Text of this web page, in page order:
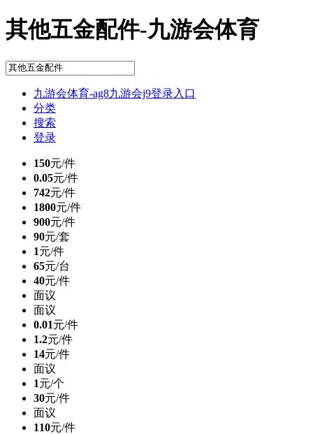
其他五金配件-九游会体育
九游会体育-ag8九游会j9登录入口
分类
搜索
登录
150元/件
0.05元/件
742元/件
1800元/件
900元/件
90元/套
1元/件
65元/台
40元/件
面议
面议
0.01元/件
1.2元/件
14元/件
面议
1元/个
30元/件
面议
110元/件